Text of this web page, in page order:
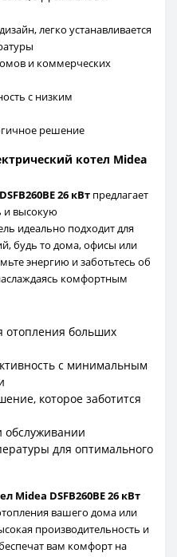
легко устанавливается
и коммерческих
с низким
решение
котел Midea
26 кВт предлагает
и высокую
идеально подходит для
будь то дома, офисы или
энергию и заботьтесь об
комфортным
отопления больших
с минимальным
которое заботится
обслуживании
для оптимального
Midea DSFB260BE 26 кВт
вашего дома или
производительность и
вам комфорт на